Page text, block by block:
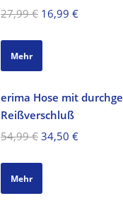
27,99€ Ursprünglicher
16,99 €Aktueller
Mehr
erima Hose mit
Reißverschluß
54,99€ Ursprünglicher
34,50 €Aktueller
Mehr